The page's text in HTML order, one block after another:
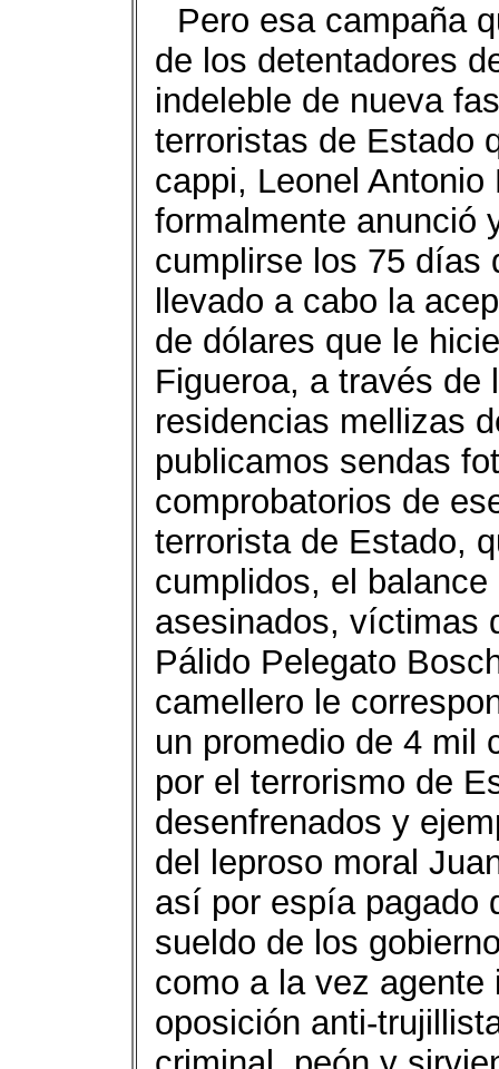
Pero esa campaña
de los detentadores
indeleble de nueva
terroristas de Estado
cappi, Leonel
formalmente anunció
cumplirse los 75 días
llevado a cabo la
de dólares que le
Figueroa, a través
residencias mellizas
publicamos sendas
comprobatorios de
terrorista de Estado,
cumplidos, el
asesinados, víctimas
Pálido Pelegato
camellero le
un promedio de 4 mil
por el terrorismo de
desenfrenados y
del leproso moral
así por espía pagado
sueldo de los
como a la vez
oposición anti-